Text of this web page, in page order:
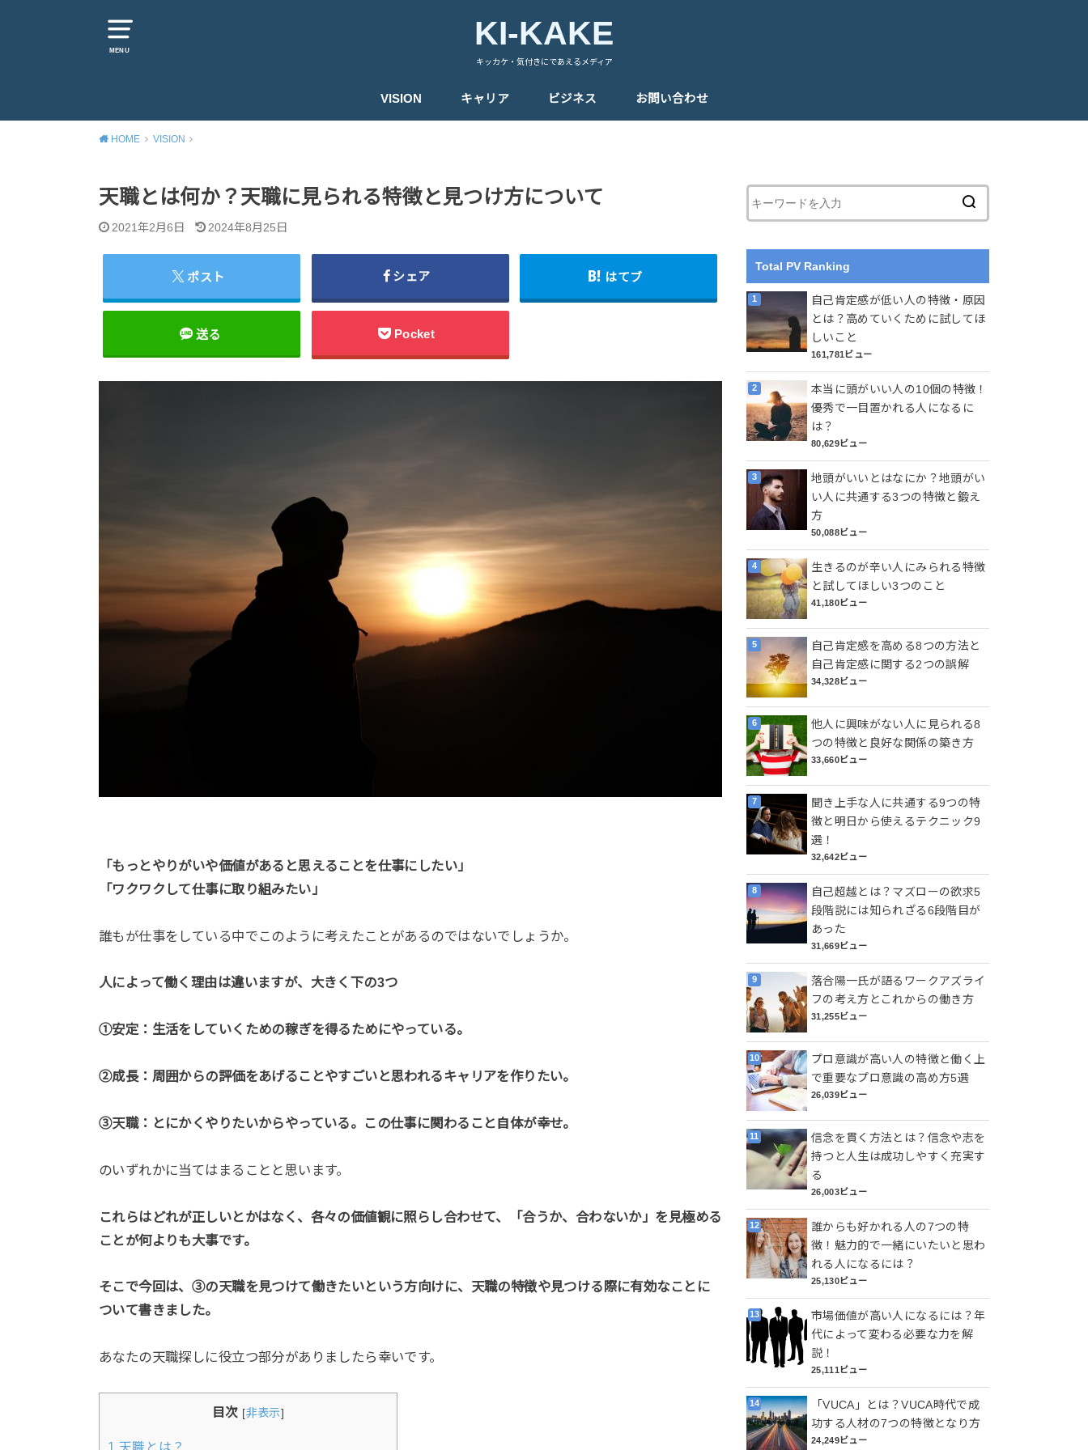
MENU KI-KAKE
キッカケ・気付きにであえるメディア
VISION キャリア ビジネス お問い合わせ
HOME VISION
天職とは何か？天職に見られる特徴と見つけ方について
2021年2月6日 2024年8月25日
ポスト シェア はてブ
送る Pocket
「もっとやりがいや価値があると思えることを仕事にしたい」
「ワクワクして仕事に取り組みたい」
誰もが仕事をしている中でこのように考えたことがあるのではないでしょうか。
人によって働く理由は違いますが、大きく下の3つ
①安定：生活をしていくための稼ぎを得るためにやっている。
②成長：周囲からの評価をあげることやすごいと思われるキャリアを作りたい。
③天職：とにかくやりたいからやっている。この仕事に関わること自体が幸せ。
のいずれかに当てはまることと思います。
これらはどれが正しいとかはなく、各々の価値観に照らし合わせて、「合うか、合わないか」を見極める
ことが何よりも大事です。
そこで今回は、③の天職を見つけて働きたいという方向けに、天職の特徴や見つける際に有効なことに
ついて書きました。
あなたの天職探しに役立つ部分がありましたら幸いです。
目次 [非表示]
1 天職とは？
Total PV Ranking
自己肯定感が低い人の特徴・原因
とは？高めていくために試してほ
しいこと
161,781ビュー
本当に頭がいい人の10個の特徴！
優秀で一目置かれる人になるに
は？
80,629ビュー
地頭がいいとはなにか？地頭がい
い人に共通する3つの特徴と鍛え
方
50,088ビュー
生きるのが辛い人にみられる特徴
と試してほしい3つのこと
41,180ビュー
自己肯定感を高める8つの方法と
自己肯定感に関する2つの誤解
34,328ビュー
他人に興味がない人に見られる8
つの特徴と良好な関係の築き方
33,660ビュー
聞き上手な人に共通する9つの特
徴と明日から使えるテクニック9
選！
32,642ビュー
自己超越とは？マズローの欲求5
段階説には知られざる6段階目が
あった
31,669ビュー
落合陽一氏が語るワークアズライ
フの考え方とこれからの働き方
31,255ビュー
プロ意識が高い人の特徴と働く上
で重要なプロ意識の高め方5選
26,039ビュー
信念を貫く方法とは？信念や志を
持つと人生は成功しやすく充実す
る
26,003ビュー
誰からも好かれる人の7つの特
徴！魅力的で一緒にいたいと思わ
れる人になるには？
25,130ビュー
市場価値が高い人になるには？年
代によって変わる必要な力を解
説！
25,111ビュー
「VUCA」とは？VUCA時代で成
功する人材の7つの特徴となり方
24,249ビュー